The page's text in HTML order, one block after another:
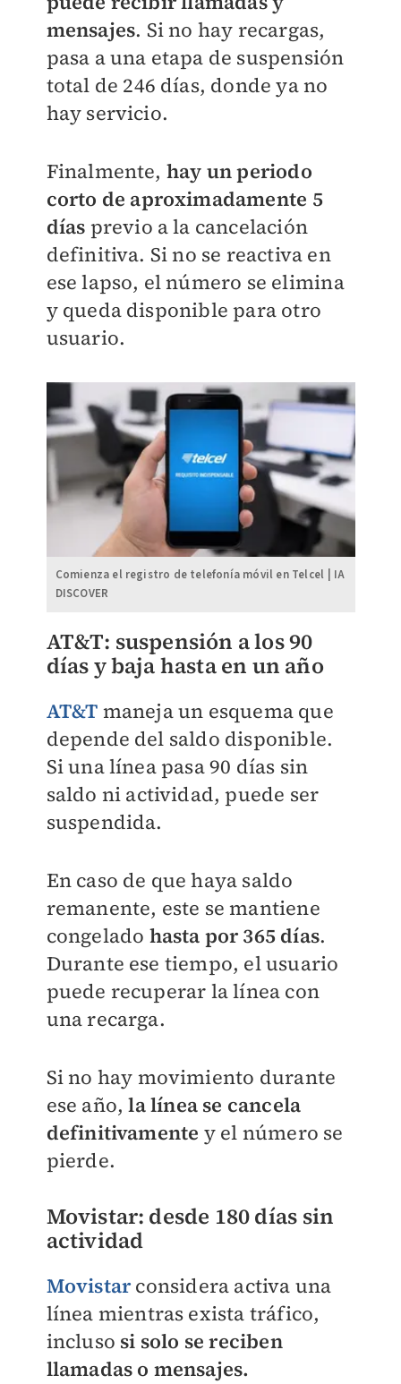
mensajes. Si no hay recargas,
pasa a una etapa de suspensión
total de 246 días, donde ya no
hay servicio.
Finalmente, hay un periodo
corto de aproximadamente 5
días previo a la cancelación
definitiva. Si no se reactiva en
ese lapso, el número se elimina
y queda disponible para otro
usuario.
Comienza el registro de telefonía móvil en Telcel | IA
DISCOVER
AT&T: suspensión a los 90
días y baja hasta en un año
AT&T maneja un esquema que
depende del saldo disponible.
Si una línea pasa 90 días sin
saldo ni actividad, puede ser
suspendida.
En caso de que haya saldo
remanente, este se mantiene
congelado hasta por 365 días.
Durante ese tiempo, el usuario
puede recuperar la línea con
una recarga.
Si no hay movimiento durante
ese año,la línea se cancela
definitivamente y el número se
pierde.
Movistar: desde 180 días sin
actividad
Movistarconsidera activa una
línea mientras exista tráfico,
incluso si solo se reciben
llamadas o mensajes.